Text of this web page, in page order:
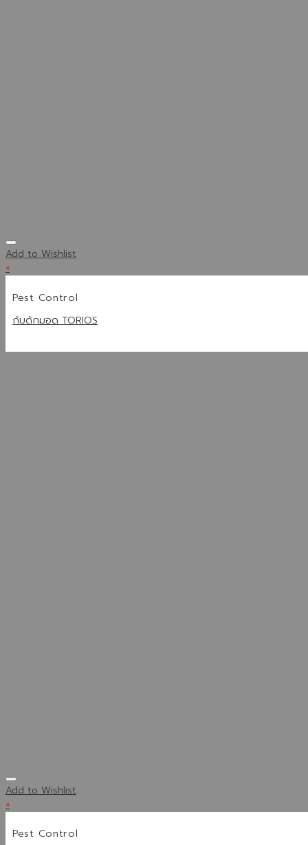
Add to Wishlist
+
Pest Control
กับดักมอด TORIOS
Add to Wishlist
+
Pest Control